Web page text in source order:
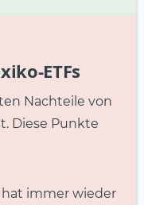
ETFs
Nachteile von
Diese Punkte
hat immer wieder